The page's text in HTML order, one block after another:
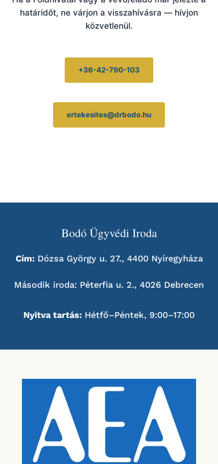
határidőt, ne várjon a visszahívásra — hívjon
közvetlenül.
+36-42-790-103
ertekesites@drbodo.hu
Bodó Ügyvédi Iroda
Cím:Dózsa György u. 27., 4400 Nyíregyháza
Második iroda: Péterfia u. 2., 4026 Debrecen
Nyitva tartás: Hétfő–Péntek, 9:00–17:00